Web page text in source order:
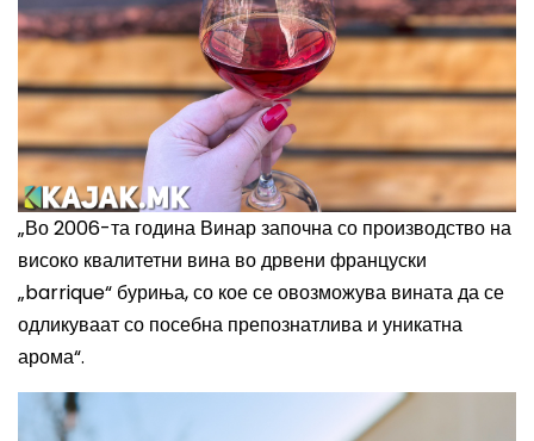
„Во 2006-та година Винар започна со производство на
високо квалитетни вина во дрвени француски
„barrique“ буриња, со кое се овозможува вината да се
одликуваат со посебна препознатлива и уникатна
арома“.